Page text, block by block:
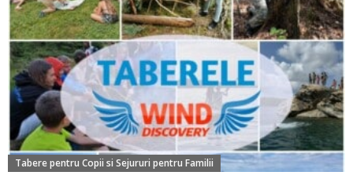
Tabere pentru Copii si Sejururi pentru Familii